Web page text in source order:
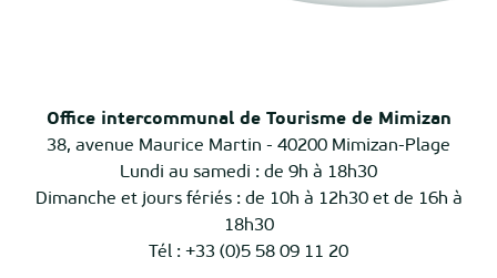
Office intercommunal de Tourisme de Mimizan
38, avenue Maurice Martin - 40200 Mimizan-Plage
Lundi au samedi : de 9h à 18h30
Dimanche et jours fériés : de 10h à 12h30 et de 16h à
18h30
Tél : +33 (0)5 58 09 11 20